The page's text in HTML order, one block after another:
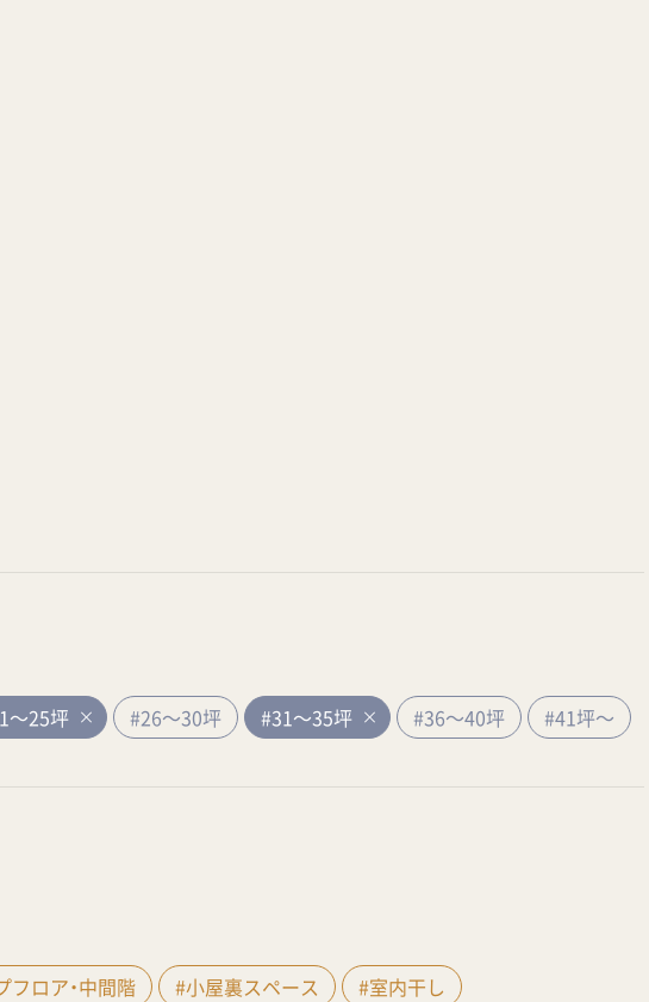
～25坪 #26～30坪 #31～35坪 #36～40坪 #41坪～
フロア・中間階 #小屋裏スペース
#室内干し